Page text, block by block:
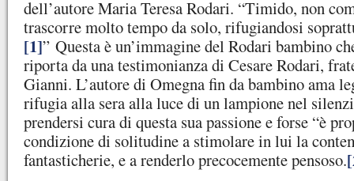
dell’autore Maria Teresa Rodari. “Timido, non
trascorre molto tempo da solo, rifugiandosi
[1]” Questa è un’immagine del Rodari bambino
riporta da una testimonianza di Cesare Rodari,
Gianni. L’autore di Omegna fin da bambino ama
rifugia alla sera alla luce di un lampione nel
prendersi cura di questa sua passione e forse “è
condizione di solitudine a stimolare in lui la
fantasticherie, e a renderlo precocemente pensoso.